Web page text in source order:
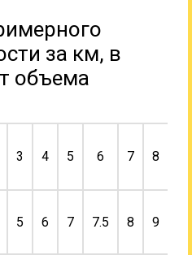
за км, в
объема
3 4 5 6 7 8
5 6 7 7.5 8 9